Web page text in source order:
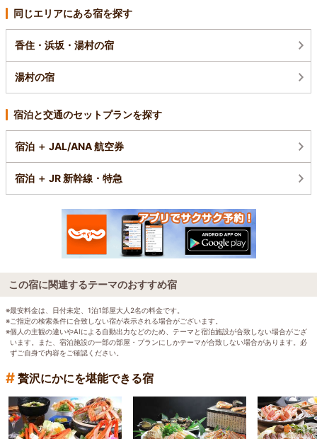
同じエリアにある宿を探す
香住・浜坂・湯村の宿
湯村の宿
宿泊と交通のセットプランを探す
宿泊 ＋ JAL/ANA 航空券
宿泊 ＋ JR 新幹線・特急
この宿に関連するテーマのおすすめ宿
※最安料金は、日付未定、1泊1部屋大人2名の料金です。
※ご指定の検索条件に合致しない宿が表示される場合がございます。
※個人の主観の違いやAIによる自動出力などのため、テーマと宿泊施設が合致しない場合がござ
います。また、宿泊施設の一部の部屋・プランにしかテーマが合致しない場合があります。必
ずご自身で内容をご確認ください。
# 贅沢にかにを堪能できる宿